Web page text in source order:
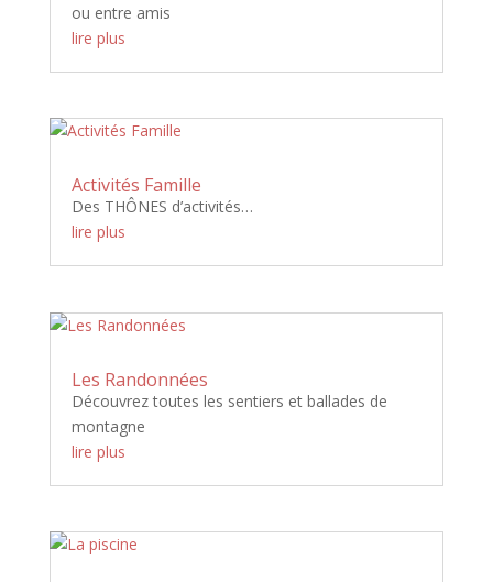
ou entre amis
lire plus
Activités Famille
Des THÔNES d’activités…
lire plus
Les Randonnées
Découvrez toutes les sentiers et ballades de
montagne
lire plus